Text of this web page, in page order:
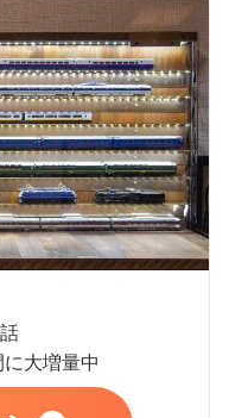
大増量中